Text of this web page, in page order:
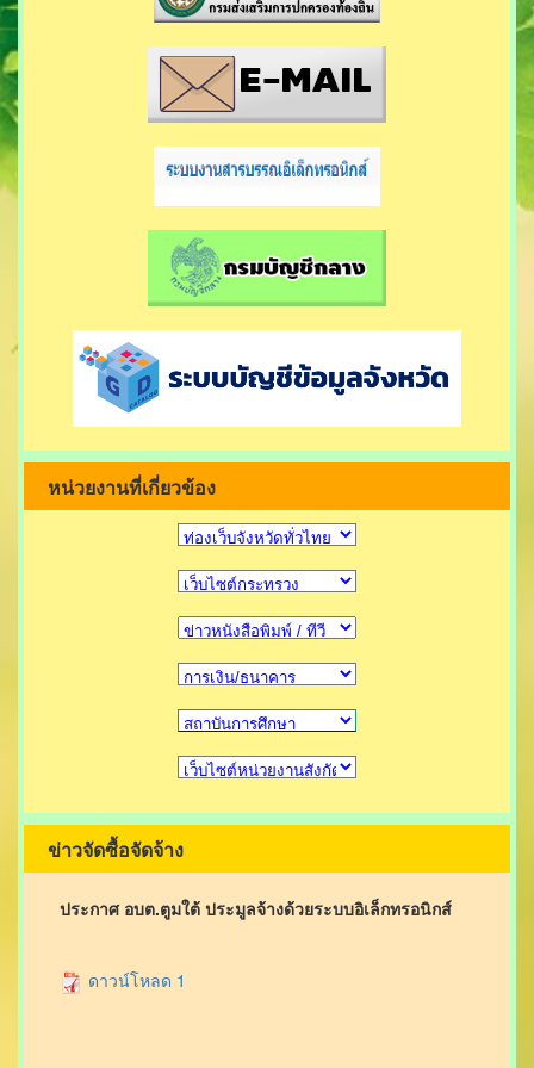
หน่วยงานที่เกี่ยวข้อง
ข่าวจัดซื้อจัดจ้าง
ประกาศ อบต.ตูมใต้ ประมูลจ้างด้วยระบบอิเล็กทรอนิกส์
ดาวน์โหลด 1